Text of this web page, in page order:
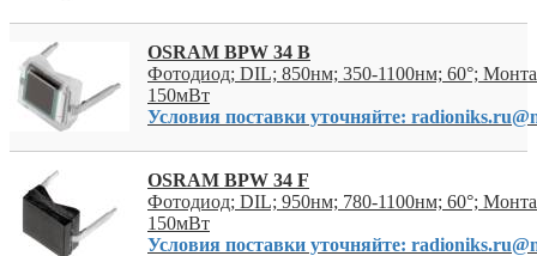
OSRAM BPW 34 B
Фотодиод; DIL; 850нм; 350-1100нм; 60°;
150мВт
Условия поставки уточняйте:
OSRAM BPW 34 F
Фотодиод; DIL; 950нм; 780-1100нм; 60°;
150мВт
Условия поставки уточняйте: